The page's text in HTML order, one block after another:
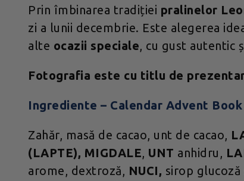
Prin îmbinarea tradiției pralinelor
zi a lunii decembrie. Este alegerea
alte ocazii speciale, cu gust autentic
Fotografia este cu titlu de
Ingrediente – Calendar Advent Book
Zahăr, masă de cacao, unt de cacao,
(LAPTE), MIGDALE, UNT anhidru,
arome, dextroză, NUCI, sirop